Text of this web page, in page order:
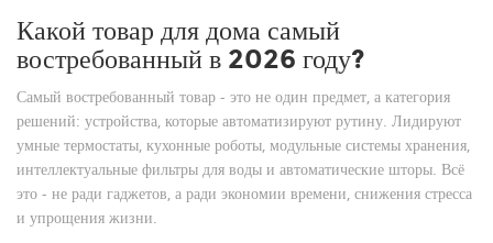
Какой товар для дома самый
востребованный в 2026 году?
Самый востребованный товар - это не один предмет, а категория
решений: устройства, которые автоматизируют рутину. Лидируют
умные термостаты, кухонные роботы, модульные системы хранения,
интеллектуальные фильтры для воды и автоматические шторы. Всё
это - не ради гаджетов, а ради экономии времени, снижения стресса
и упрощения жизни.